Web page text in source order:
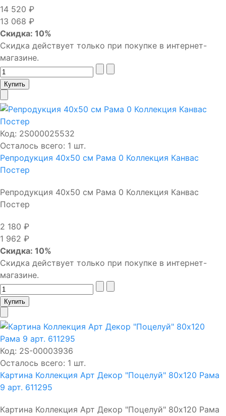
14 520 ₽
13 068 ₽
Скидка: 10%
Скидка действует только при покупке в интернет-
магазине.
Код: 2S000025532
Осталось всего: 1 шт.
Репродукция 40х50 см Рама 0 Коллекция Канвас
Постер
Репродукция 40х50 см Рама 0 Коллекция Канвас
Постер
2 180 ₽
1 962 ₽
Скидка: 10%
Скидка действует только при покупке в интернет-
магазине.
Код: 2S-00003936
Осталось всего: 1 шт.
Картина Коллекция Арт Декор "Поцелуй" 80х120 Рама
9 арт. 611295
Картина Коллекция Арт Декор "Поцелуй" 80х120 Рама